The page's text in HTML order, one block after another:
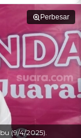
Perbesar
(9/4/2025).